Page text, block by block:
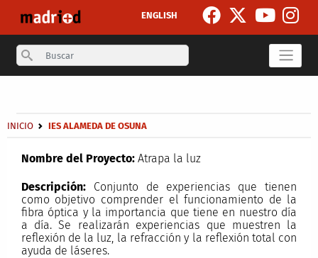
ENGLISH
Search
Sobrescribir enlaces de ayuda a la navegación
INICIO IES ALAMEDA DE OSUNA
Nombre del Proyecto:Atrapa la luz
Descripción:Conjunto de experiencias que tienen
como objetivo comprender el funcionamiento de la
fibra óptica y la importancia que tiene en nuestro día
a día. Se realizarán experiencias que muestren la
reflexión de la luz, la refracción y la reflexión total con
ayuda de láseres.